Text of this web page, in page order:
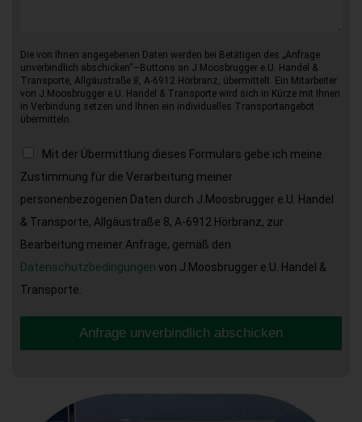
Die von Ihnen angegebenen Daten werden bei Betätigen des „Anfrage
unverbindlich abschicken“–Buttons an J.Moosbrugger e.U. Handel &
Transporte, Allgäustraße 8, A-6912 Hörbranz, übermittelt. Ein Mitarbeiter
von J.Moosbrugger e.U. Handel & Transporte wird sich in Kürze mit Ihnen
in Verbindung setzen und Ihnen ein individuelles Transportangebot
übermitteln.
Mit der Übermittlung dieses Formulars gebe ich meine
Zustimmung für die Verarbeitung meiner
personenbezogenen Daten durch J.Moosbrugger e.U. Handel
& Transporte, Allgäustraße 8, A-6912 Hörbranz, zur
Bearbeitung meiner Anfrage, gemäß den
Datenschutzbedingungen von J.Moosbrugger e.U. Handel &
Transporte.
Anfrage unverbindlich abschicken